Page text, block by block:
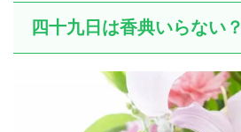
四十九日は香典いらない？